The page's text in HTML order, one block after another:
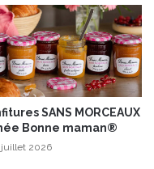
SANS MORCEAUX
Bonne maman®
juillet 2026